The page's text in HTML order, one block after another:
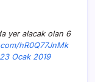
yer alacak olan 6
hR0Q77JnMk
23 Ocak 2019